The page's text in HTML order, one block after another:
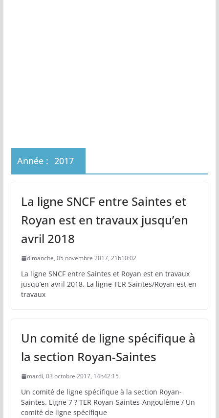
Année : 2017
La ligne SNCF entre Saintes et
Royan est en travaux jusqu’en
avril 2018
dimanche, 05 novembre 2017, 21h10:02
La ligne SNCF entre Saintes et Royan est en travaux
jusqu’en avril 2018. La ligne TER Saintes/Royan est en
travaux
Un comité de ligne spécifique à
la section Royan-Saintes
mardi, 03 octobre 2017, 14h42:15
Un comité de ligne spécifique à la section Royan-
Saintes. Ligne 7 ? TER Royan-Saintes-Angoulême / Un
comité de ligne spécifique